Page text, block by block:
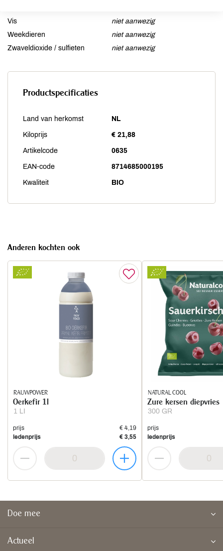
Vis
niet aanwezig
Weekdieren
niet aanwezig
Zwaveldioxide / sulfieten
niet aanwezig
Productspecificaties
Land van herkomst NL
Kiloprijs € 21,88
Artikelcode 0635
EAN-code 8714685000195
Kwaliteit BIO
Anderen kochten ook
RAUWPOWER
1 LI
Oerkefir 1l
prijs
€ 4,19
ledenprijs
€ 3,55
NATURAL COOL
300 GR
Zure kersen diepvries
prijs
ledenprijs
Doe mee
Actueel